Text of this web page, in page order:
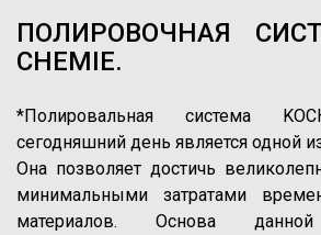
ПОЛИРОВОЧНАЯ
CHEMIE.
*Полировальная система
сегодняшний день является одной
Она позволяет достичь
минимальными затратами
материалов. Основа